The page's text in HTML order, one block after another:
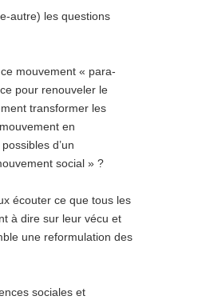
autre) les questions
mouvement « para-
pour renouveler le
transformer les
en
d’un
social » ?
écouter ce que tous les
à dire sur leur vécu et
une reformulation des
sociales et